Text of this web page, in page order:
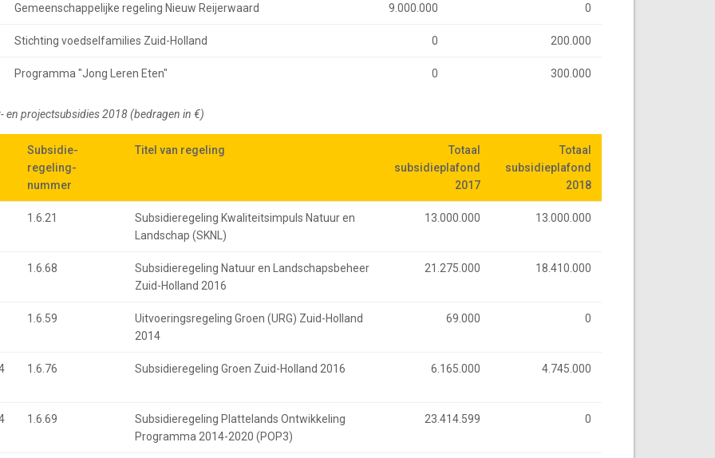
Gemeenschappelijke regeling Nieuw Reijerwaard 9.000.000 0
Stichting voedselfamilies Zuid-Holland 0 200.000
Programma "Jong Leren Eten" 0 300.000
en projectsubsidies 2018 (bedragen in €)
Subsidie-
regeling-
nummer
Titel van regeling
Totaal
subsidieplafond
2017
Totaal
subsidieplafond
2018
Subsidie-
regeling-
nummer
Titel van regeling
Totaal
subsidieplafond
2017
Totaal
subsidieplafond
2018
1.6.21
Subsidieregeling Kwaliteitsimpuls Natuur en
Landschap (SKNL)
13.000.000 13.000.000
1.6.68
Subsidieregeling Natuur en Landschapsbeheer
Zuid-Holland 2016
21.275.000 18.410.000
1.6.59
Uitvoeringsregeling Groen (URG) Zuid-Holland
2014
69.000 0
1.6.76 Subsidieregeling Groen Zuid-Holland 2016 6.165.000 4.745.000
1.6.69
Subsidieregeling Plattelands Ontwikkeling
Programma 2014-2020 (POP3)
23.414.599 0